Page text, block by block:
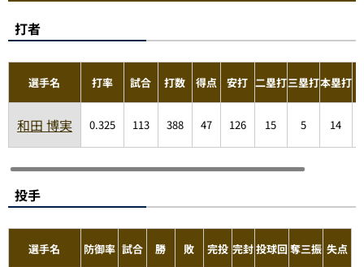
打者
選手名 打率 試合 打数 得点 安打 二塁打三塁打本塁打
和田 博実 0.325 113 388 47 126 15 5 14
投手
選手名 防御率 試合 勝 敗 完投 完封投球回 奪三振 失点